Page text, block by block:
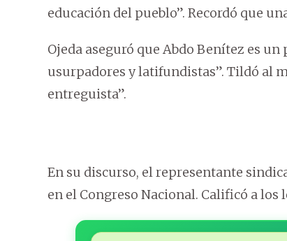
educación del pueblo”. Recordó que
Ojeda aseguró que Abdo Benítez es
usurpadores y latifundistas”. Tildó al
entreguista”.
En su discurso, el representante
en el Congreso Nacional. Calificó a los